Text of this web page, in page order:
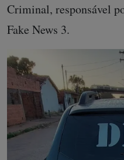
Criminal, responsável
Fake News 3.